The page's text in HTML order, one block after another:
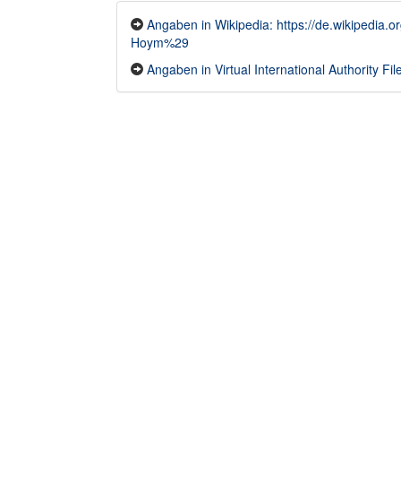
Angaben in Wikipedia: https://
Hoym%29
Angaben in Virtual International Authority